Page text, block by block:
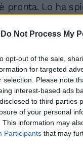
Do Not Process My
opt-out of the sale,
for targeted
selection. Please note
interest-based ads
to third parties
of your personal
This information may
Participants that may
pronta. Lo ha
Figliuolo e lo
che già da
preoccupati,
chiare per quelle
la didattica
è che si torna
in